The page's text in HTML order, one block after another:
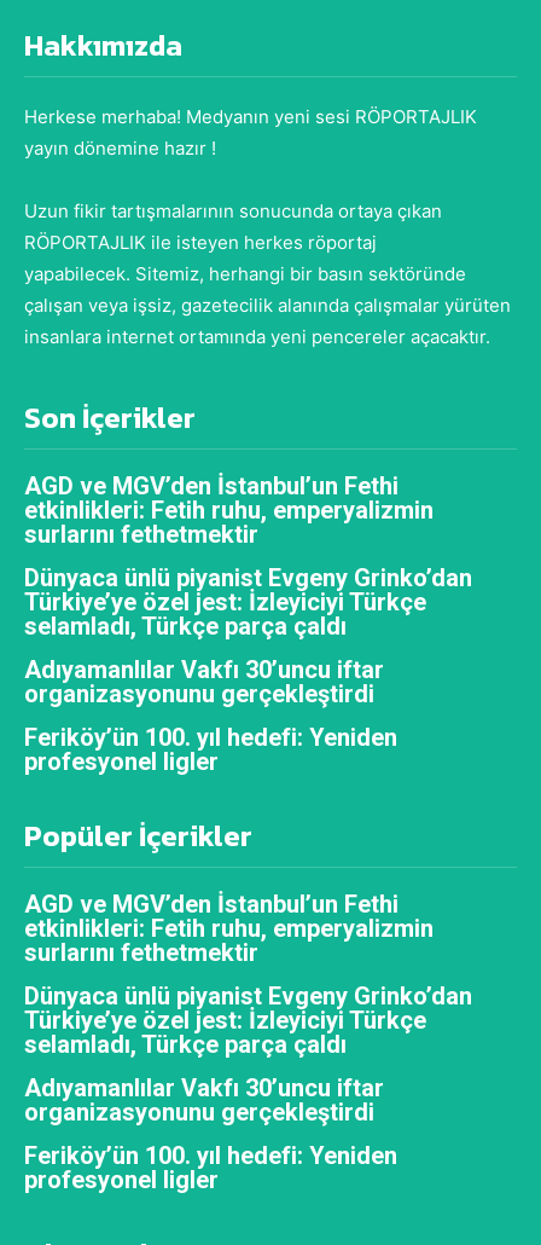
Hakkımızda
Herkese merhaba! Medyanın yeni sesi RÖPORTAJLIK
yayın dönemine hazır !
Uzun fikir tartışmalarının sonucunda ortaya çıkan
RÖPORTAJLIK ile isteyen herkes röportaj
yapabilecek. Sitemiz, herhangi bir basın sektöründe
çalışan veya işsiz, gazetecilik alanında çalışmalar yürüten
insanlara internet ortamında yeni pencereler açacaktır.
Son İçerikler
AGD ve MGV’den İstanbul’un Fethi
etkinlikleri: Fetih ruhu, emperyalizmin
surlarını fethetmektir
Dünyaca ünlü piyanist Evgeny Grinko’dan
Türkiye’ye özel jest: İzleyiciyi Türkçe
selamladı, Türkçe parça çaldı
Adıyamanlılar Vakfı 30’uncu iftar
organizasyonunu gerçekleştirdi
Feriköy’ün 100. yıl hedefi: Yeniden
profesyonel ligler
Popüler İçerikler
AGD ve MGV’den İstanbul’un Fethi
etkinlikleri: Fetih ruhu, emperyalizmin
surlarını fethetmektir
Dünyaca ünlü piyanist Evgeny Grinko’dan
Türkiye’ye özel jest: İzleyiciyi Türkçe
selamladı, Türkçe parça çaldı
Adıyamanlılar Vakfı 30’uncu iftar
organizasyonunu gerçekleştirdi
Feriköy’ün 100. yıl hedefi: Yeniden
profesyonel ligler